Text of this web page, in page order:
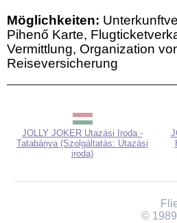
Möglichkeiten:
Pihenő Karte,
Vermittlung, Organization
Reiseversicherung
JOLLY JOKER Utazási Iroda -
Tatabánya (Szolgáltatás: Utazási
iroda)
©